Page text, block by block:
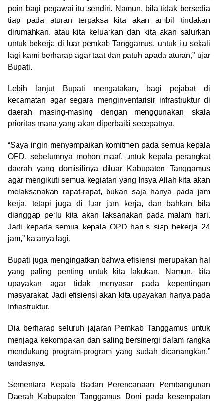
poin bagi pegawai itu sendiri. Namun, bila tidak bersedia
tiap pada aturan terpaksa kita akan ambil tindakan
dirumahkan. atau kita keluarkan dan kita akan salurkan
untuk bekerja di luar pemkab Tanggamus, untuk itu sekali
lagi kami berharap agar taat dan patuh apada aturan,” ujar
Bupati.
Lebih lanjut Bupati mengatakan, bagi pejabat di
kecamatan agar segara menginventarisir infrastruktur di
daerah masing-masing dengan menggunakan skala
prioritas mana yang akan diperbaiki secepatnya.
“Saya ingin menyampaikan komitmen pada semua kepala
OPD, sebelumnya mohon maaf, untuk kepala perangkat
daerah yang domisilinya diluar Kabupaten Tanggamus
agar mengikuti semua kegiatan yang Insya Allah kita akan
melaksanakan rapat-rapat, bukan saja hanya pada jam
kerja, tetapi juga di luar jam kerja, dan bahkan bila
dianggap perlu kita akan laksanakan pada malam hari.
Jadi kepada semua kepala OPD harus siap bekerja 24
jam,” katanya lagi.
Bupati juga mengingatkan bahwa efisiensi merupakan hal
yang paling penting untuk kita lakukan. Namun, kita
upayakan agar tidak menyasar pada kepentingan
masyarakat. Jadi efisiensi akan kita upayakan hanya pada
Infrastruktur.
Dia berharap seluruh jajaran Pemkab Tanggamus untuk
menjaga kekompakan dan saling bersinergi dalam rangka
mendukung program-program yang sudah dicanangkan,”
tandasnya.
Sementara Kepala Badan Perencanaan Pembangunan
Daerah Kabupaten Tanggamus Doni pada kesempatan